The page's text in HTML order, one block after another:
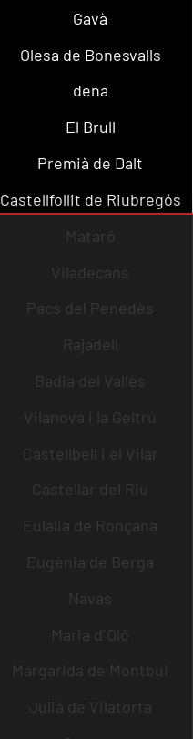
Gavà
Olesa de Bonesvalls
dena
El Brull
Premià de Dalt
Castellfollit de Riubregós
Mataró
Viladecans
Pacs del Penedès
Rajadell
Badia del Vallès
Vilanova i la Geltrú
Castellbell i el Vilar
Castellar del Riu
Eulàlia de Ronçana
Eugènia de Berga
Navas
Maria d´Oló
Margarida de Montbui
Julià de Vilatorta